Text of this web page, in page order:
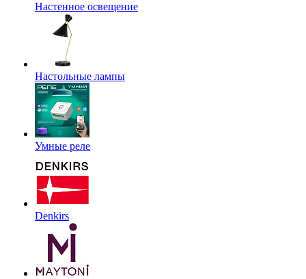
Настенное освещение
Настольные лампы
Умные реле
Denkirs